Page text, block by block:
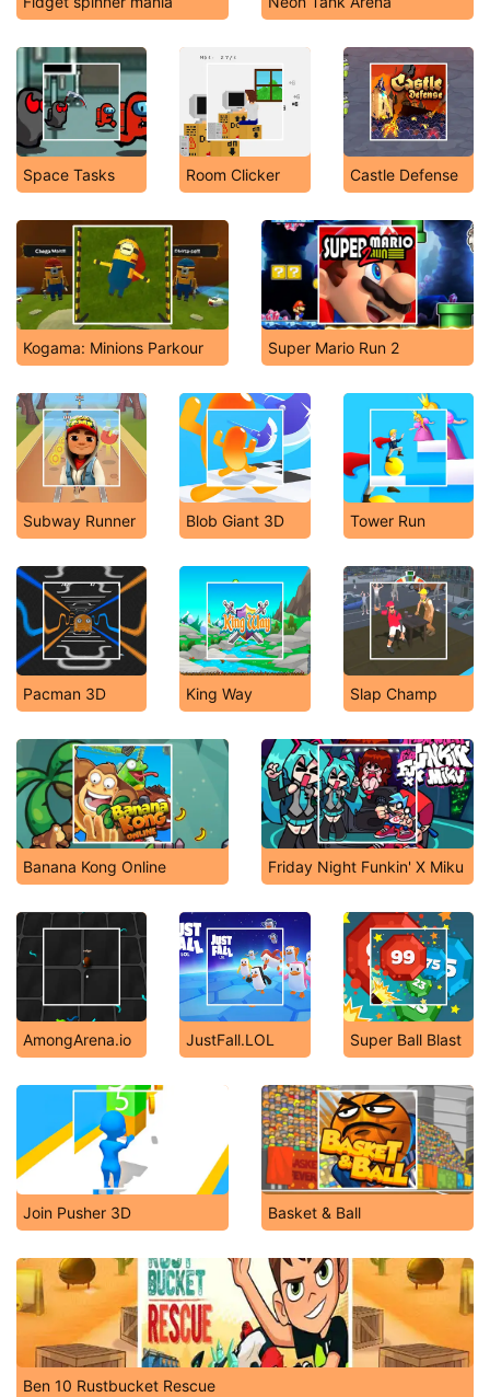
Space Tasks Room Clicker Castle Defense
Kogama: Minions Parkour Super Mario Run 2
Subway Runner Blob Giant 3D Tower Run
Pacman 3D King Way Slap Champ
Banana Kong Online Friday Night Funkin' X Miku
AmongArena.io JustFall.LOL Super Ball Blast
Join Pusher 3D Basket & Ball
Ben 10 Rustbucket Rescue